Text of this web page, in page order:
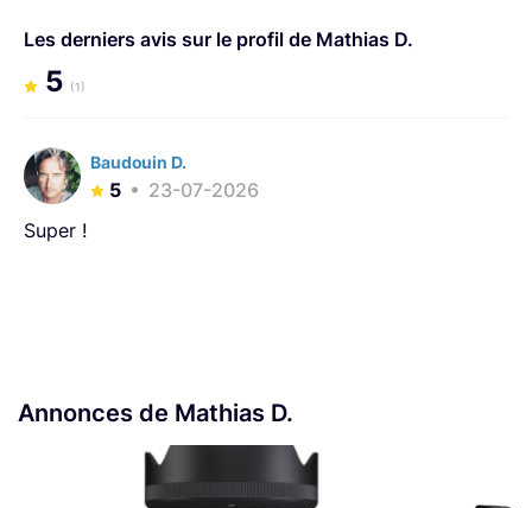
Les derniers avis sur le profil de Mathias D.
5 (1)
Baudouin D.
5
23-07-2026
Super !
Annonces de Mathias D.